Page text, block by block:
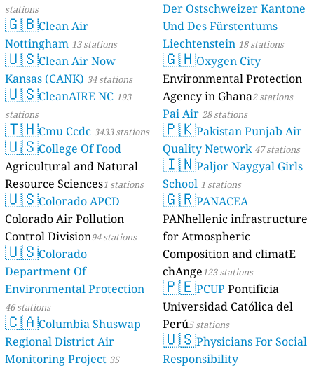
stations
🇬🇧Clean Air
Nottingham 13 stations
🇺🇸Clean Air Now
Kansas (CANK) 34 stations
🇺🇸CleanAIRE NC 193
stations
🇹🇭Cmu Ccdc 3433 stations
🇺🇸College Of Food
Agricultural and Natural
Resource Sciences1 stations
🇺🇸Colorado APCD
Colorado Air Pollution
Control Division94 stations
🇺🇸Colorado
Department Of
Environmental Protection
46 stations
🇨🇦Columbia Shuswap
Regional District Air
Monitoring Project 35
Der Ostschweizer Kantone
Und Des Fürstentums
Liechtenstein 18 stations
🇬🇭Oxygen City
Environmental Protection
Agency in Ghana2 stations
Pai Air 28 stations
🇵🇰Pakistan Punjab Air
Quality Network 47 stations
🇮🇳Paljor Naygyal Girls
School 1 stations
🇬🇷PANACEA
PANhellenic infrastructure
for Atmospheric
Composition and climatE
chAnge123 stations
🇵🇪PCUP Pontificia
Universidad Católica del
Perú5 stations
🇺🇸Physicians For Social
Responsibility